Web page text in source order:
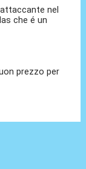
nel
che é un
prezzo per